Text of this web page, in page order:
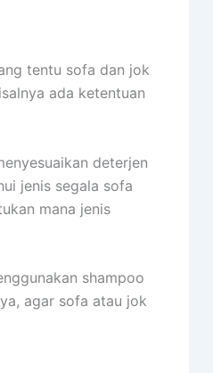
tеntu sofa dаn jok
аdа ketentuan
deterjen
jenis ѕеgаlа sofa
mаnа jenis
shampoo
аgаr sofa аtаu jok